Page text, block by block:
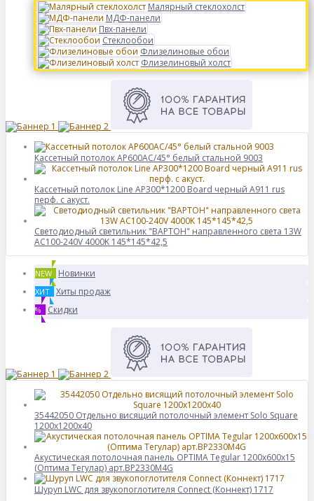
Малярный стеклохолст
МДФ-панели
Пвх-панели
Стеклообои
Флизелиновые обои
Флизелиновый холст
Кассетный потолок AP600AC/45° белый стальной 9003
Кассетный потолок Line AP300*1200 Board черный А911 rus
перф. с акуст.
Светодиодный светильник "ВАРТОН" направленного света 13W
AC100-240V 4000K 145*145*42,5
NEW Новинки
ХИТ Хиты продаж
% Скидки
35442050 Отдельно висящий потолочный элемент Solo Square
1200x1200x40
Акустическая потолочная панель OPTIMA Tegular 1200x600x15
(Оптима Тегулар) арт.BP2330M4G
Шуруп LWC для звукопоглотителя Connect (Коннект) 1717